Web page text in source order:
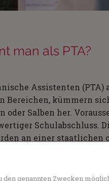
man als PTA?
Assistenten
Bereichen, kümmern
oder Salben her.
Schulabschluss.
an einer staatlichen
Jahr macht der oder
genannten Zwecken